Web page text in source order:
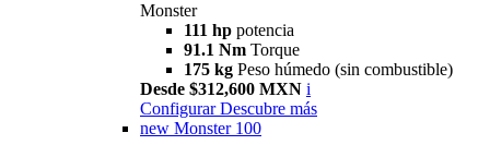
Monster
111 hp potencia
91.1 Nm Torque
175 kg Peso húmedo (sin combustible)
Desde $312,600 MXN i
Configurar Descubre más
new Monster 100